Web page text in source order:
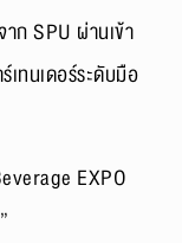
ก SPU ผ่านเข้า
ทนเดอร์ระดับมือ
EXPO